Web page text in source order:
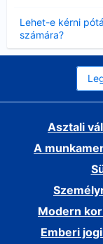
Lehet-e kérni
számára?
Asztali
A
Modern
Emberi